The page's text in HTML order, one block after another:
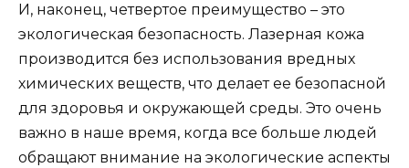
И, наконец, четвертое преимущество – это
экологическая безопасность. Лазерная кожа
производится без использования вредных
химических веществ, что делает ее безопасной
для здоровья и окружающей среды. Это очень
важно в наше время, когда все больше людей
обращают внимание на экологические аспекты